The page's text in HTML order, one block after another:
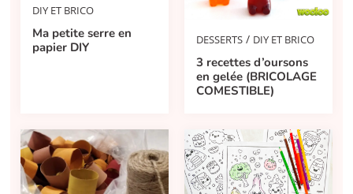
DIY ET BRICO
Ma petite serre en
papier DIY
DESSERTS / DIY ET BRICO
3 recettes d’oursons
en gelée (BRICOLAGE
COMESTIBLE)